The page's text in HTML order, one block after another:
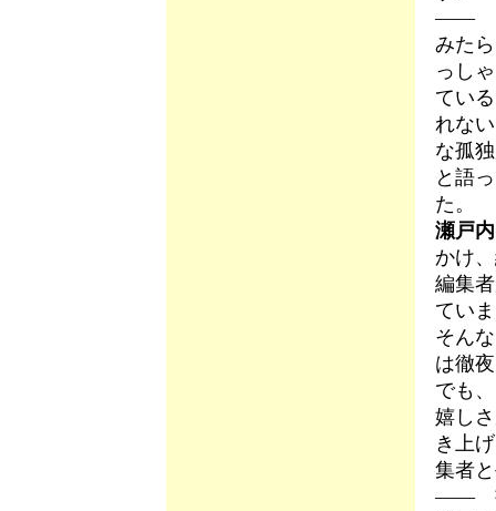
―― 以
みた
っし
てい
れな
な孤
と語
た。
瀬戸内
かけ
編集
てい
そん
は徹
でも
嬉し
き上
集者
―― 書